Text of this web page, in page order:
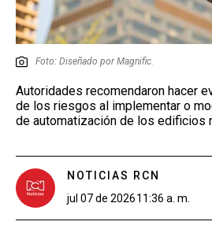
Foto: Diseñado por Magnific.
Autoridades recomendaron hacer
de los riesgos al implementar o
de automatización de los edificios
NOTICIAS RCN
jul 07 de 202611:36 a. m.